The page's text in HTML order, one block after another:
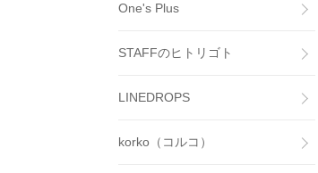
One's Plus
STAFFのヒトリゴト
LINEDROPS
korko（コルコ）